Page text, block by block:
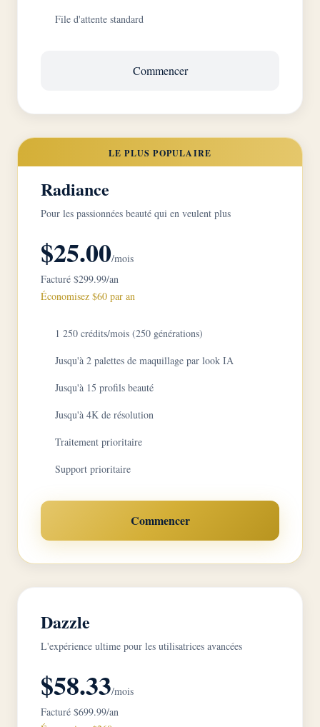
File d'attente standard
Commencer
LE PLUS POPULAIRE
Radiance
Pour les passionnées beauté qui en veulent plus
$25.00/mois
Facturé $299.99/an
Économisez $60 par an
1 250 crédits/mois (250 générations)
Jusqu'à 2 palettes de maquillage par look IA
Jusqu'à 15 profils beauté
Jusqu'à 4K de résolution
Traitement prioritaire
Support prioritaire
Commencer
Dazzle
L'expérience ultime pour les utilisatrices avancées
$58.33/mois
Facturé $699.99/an